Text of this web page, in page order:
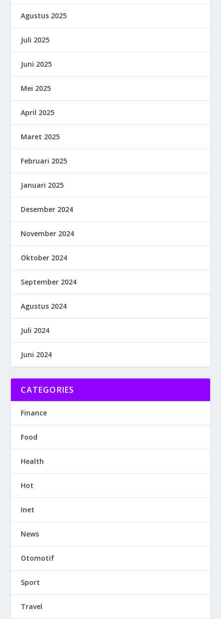
Agustus 2025
Juli 2025
Juni 2025
Mei 2025
April 2025
Maret 2025
Februari 2025
Januari 2025
Desember 2024
November 2024
Oktober 2024
September 2024
Agustus 2024
Juli 2024
Juni 2024
CATEGORIES
Finance
Food
Health
Hot
Inet
News
Otomotif
Sport
Travel